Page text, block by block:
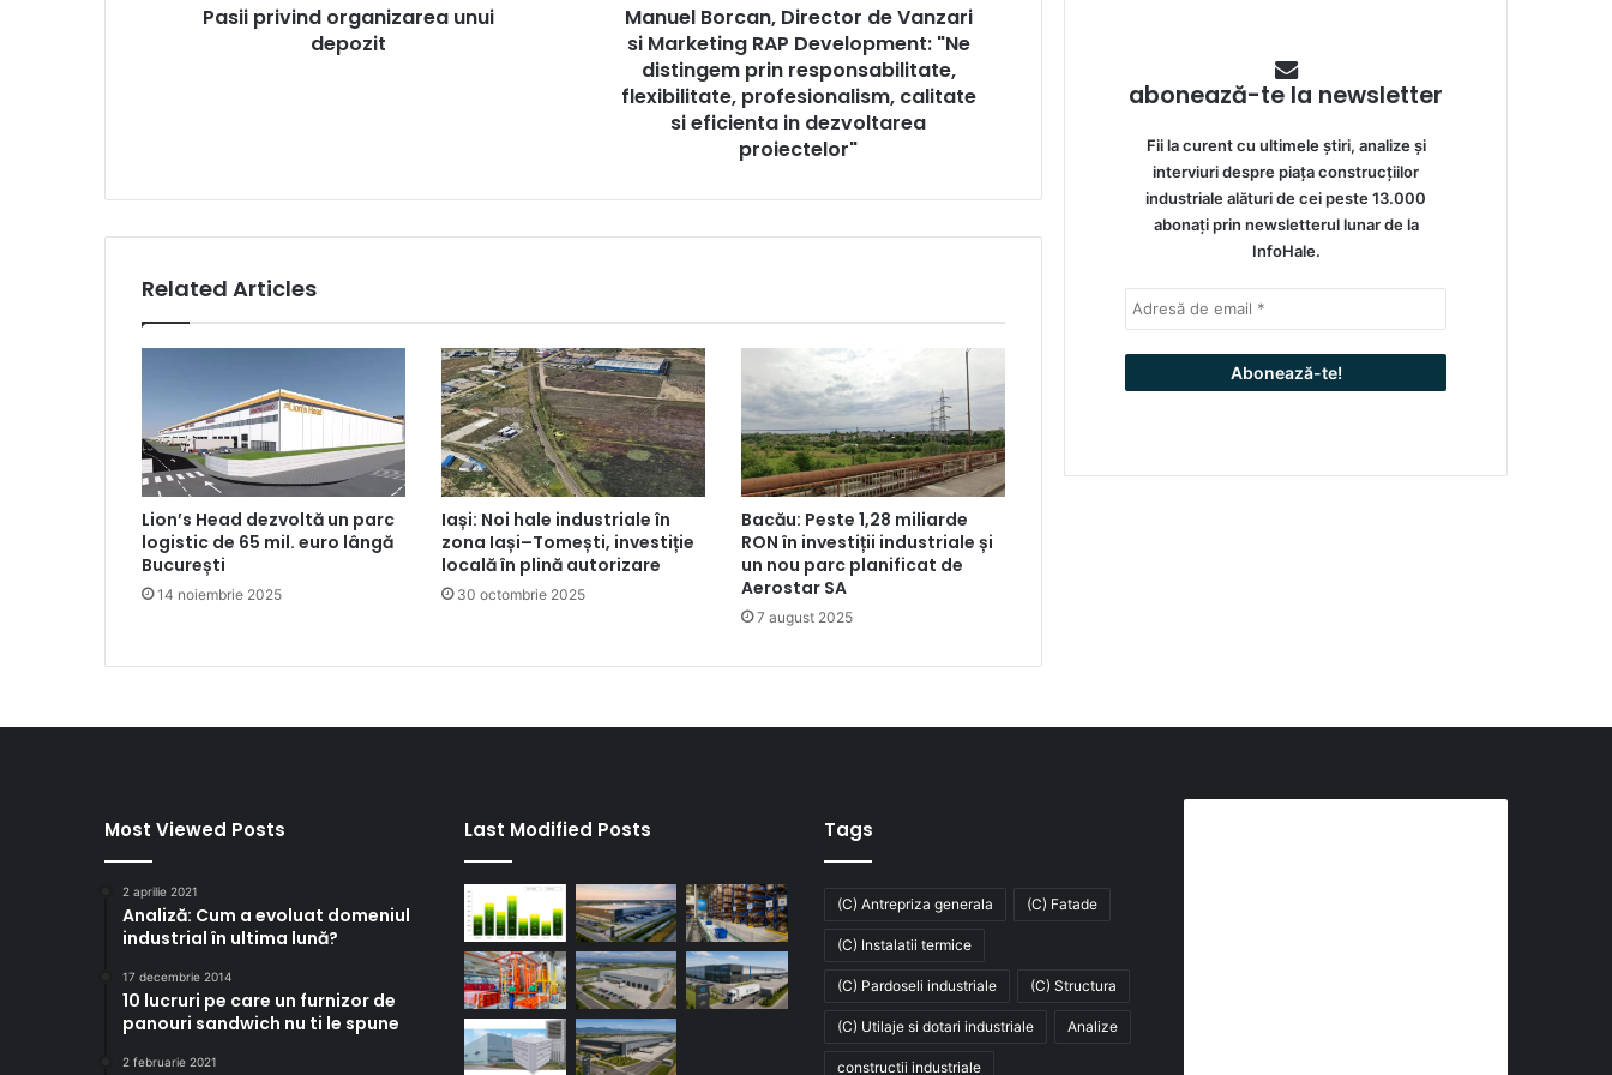
Pasii privind organizarea unui
depozit
distingem
responsabilitate,
flexibilitate,
in
Manuel Borcan, Director de Vanzari
si Marketing RAP Development: "Ne
distingem prin responsabilitate,
flexibilitate, profesionalism, calitate
si eficienta in dezvoltarea
proiectelor"
Related Articles
Lion’s Head dezvoltă un parc
logistic de 65 mil. euro lângă
București
14 noiembrie 2025
Iași: Noi hale industriale în
zona Iași–Tomești, investiție
locală în plină autorizare
30 octombrie 2025
Bacău: Peste 1,28 miliarde
RON în investiții industriale și
un nou parc planificat de
Aerostar SA
7 august 2025
abonează-te la newsletter
Fii la curent cu ultimele știri, analize și
interviuri despre piața construcțiilor
industriale alături de cei peste 13.000
abonați prin newsletterul lunar de la
InfoHale.
Most Viewed Posts
2 aprilie 2021
Analiză: Cum a evoluat domeniul
industrial în ultima lună?
17 decembrie 2014
10 lucruri pe care un furnizor de
panouri sandwich nu ti le spune
2 februarie 2021
Last Modified Posts Tags
(C) Antrepriza generala (C) Fatade
(C) Instalatii termice
(C) Pardoseli industriale (C) Structura
(C) Utilaje si dotari industriale Analize
constructii industriale